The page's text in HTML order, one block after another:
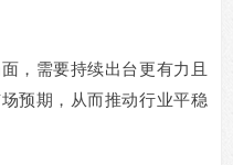
，需要持续出台更有力且
预期，从而推动行业平稳